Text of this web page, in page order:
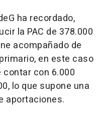
ha recordado,
la PAC de 378.000
acompañado de
en este caso
contar con 6.000
lo que supone una
aportaciones.